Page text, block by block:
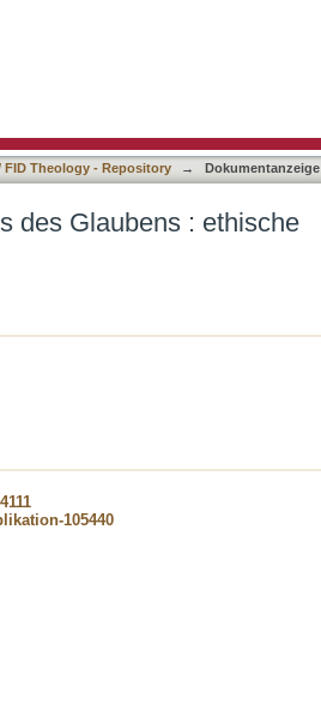
FID Theology - Repository → Dokumentanzeige
des Glaubens : ethische
105440